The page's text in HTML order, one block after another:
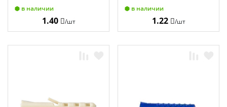
в наличии
1.40 /шт
в наличии
1.22 /шт